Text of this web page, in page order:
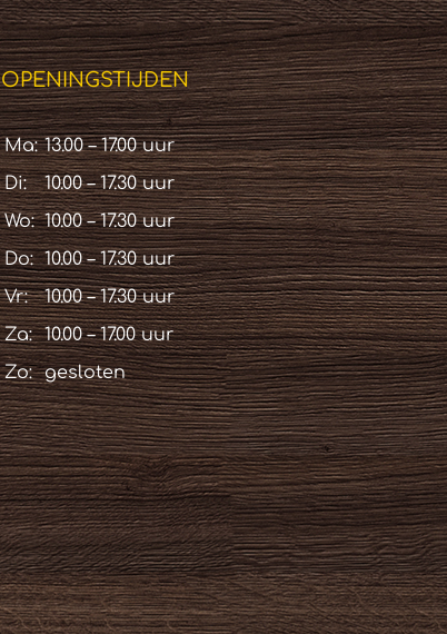
OPENINGSTIJDEN
Ma: 13.00 – 17.00 uur
Di:
10.00 – 17.30 uur
Wo: 10.00 – 17.30 uur
Do: 10.00 – 17.30 uur
Vr:
10.00 – 17.30 uur
Za:
10.00 – 17.00 uur
Zo:
gesloten